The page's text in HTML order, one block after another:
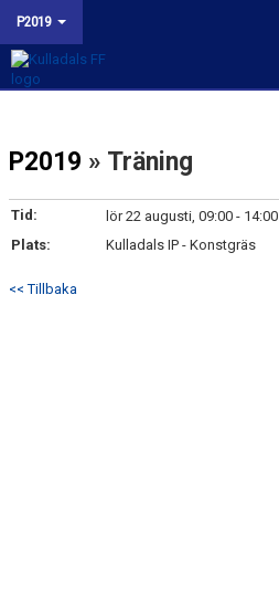
P2019
NYHETER
KALENDER
MATCHER
P2019 » Träning
Tid:
lör 22 augusti, 09:00 - 14:00
Plats:
Kulladals IP - Konstgräs
<< Tillbaka